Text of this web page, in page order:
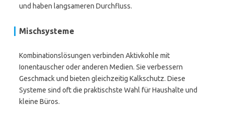
und haben langsameren Durchfluss.
Mischsysteme
Kombinationslösungen verbinden Aktivkohle mit
Ionentauscher oder anderen Medien. Sie verbessern
Geschmack und bieten gleichzeitig Kalkschutz. Diese
Systeme sind oft die praktischste Wahl für Haushalte und
kleine Büros.